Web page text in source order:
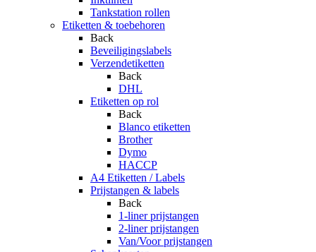
Tankstation rollen
Etiketten & toebehoren
Back
Beveiligingslabels
Verzendetiketten
Back
DHL
Etiketten op rol
Back
Blanco etiketten
Brother
Dymo
HACCP
A4 Etiketten / Labels
Prijstangen & labels
Back
1-liner prijstangen
2-liner prijstangen
Van/Voor prijstangen